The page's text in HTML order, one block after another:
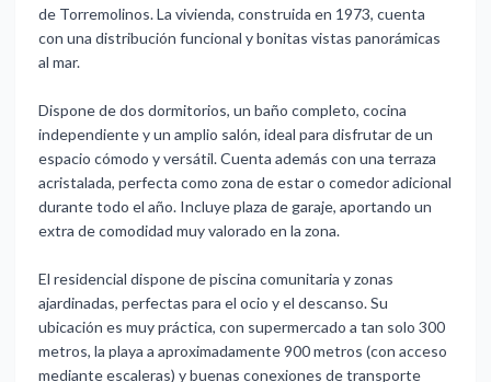
de Torremolinos. La vivienda, construida en 1973, cuenta
con una distribución funcional y bonitas vistas panorámicas
al mar.
Dispone de dos dormitorios, un baño completo, cocina
independiente y un amplio salón, ideal para disfrutar de un
espacio cómodo y versátil. Cuenta además con una terraza
acristalada, perfecta como zona de estar o comedor adicional
durante todo el año. Incluye plaza de garaje, aportando un
extra de comodidad muy valorado en la zona.
El residencial dispone de piscina comunitaria y zonas
ajardinadas, perfectas para el ocio y el descanso. Su
ubicación es muy práctica, con supermercado a tan solo 300
metros, la playa a aproximadamente 900 metros (con acceso
mediante escaleras) y buenas conexiones de transporte